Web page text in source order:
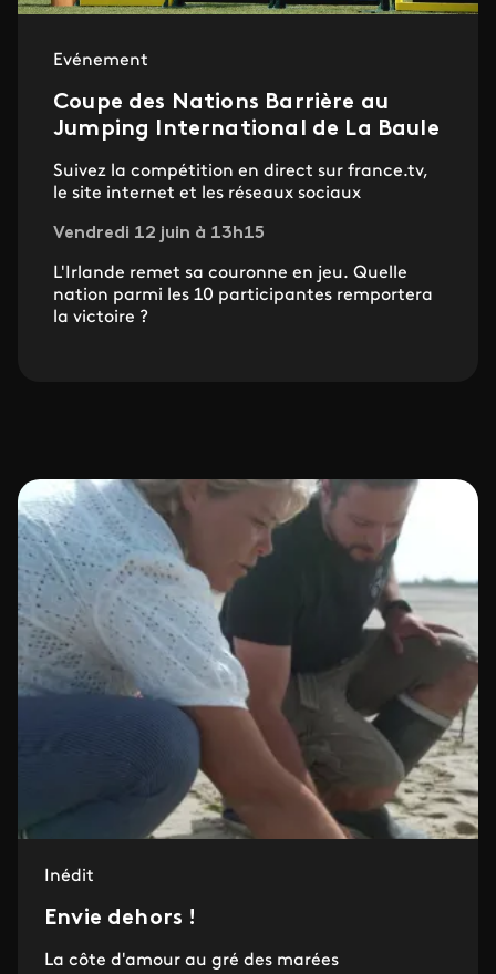
Evénement
Coupe des Nations Barrière au
Jumping International de La Baule
Suivez la compétition en direct sur france.tv,
le site internet et les réseaux sociaux
Vendredi 12 juin à 13h15
L'Irlande remet sa couronne en jeu. Quelle
nation parmi les 10 participantes remportera
la victoire ?
Inédit
Envie dehors !
La côte d'amour au gré des marées